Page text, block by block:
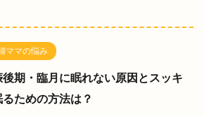
ママの悩み
後期・臨月に眠れない原因とスッキ
るための方法は？